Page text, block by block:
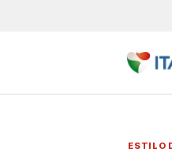
ESTILO